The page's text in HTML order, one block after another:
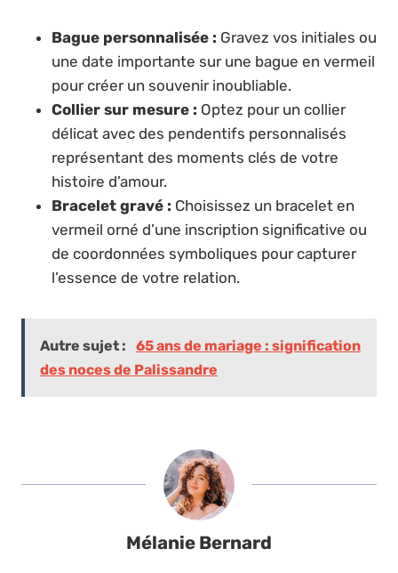
Bague personnalisée : Gravez vos initiales ou
une date importante sur une bague en vermeil
pour créer un souvenir inoubliable.
Collier sur mesure : Optez pour un collier
délicat avec des pendentifs personnalisés
représentant des moments clés de votre
histoire d’amour.
Bracelet gravé : Choisissez un bracelet en
vermeil orné d’une inscription significative ou
de coordonnées symboliques pour capturer
l’essence de votre relation.
Autre sujet :
65 ans de mariage : signification
des noces de Palissandre
Mélanie Bernard